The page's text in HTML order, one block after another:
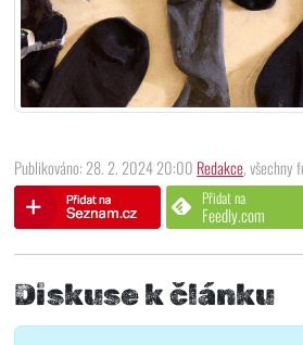
Publikováno: 28. 2. 2024 20:00 Redakce, všechny
Přidat na
Feedly.com
Diskuse k článku